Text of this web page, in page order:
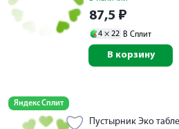
87,5 ₽
4 × 22 В Сплит
В корзину
Яндекс Сплит
Пустырник Эко